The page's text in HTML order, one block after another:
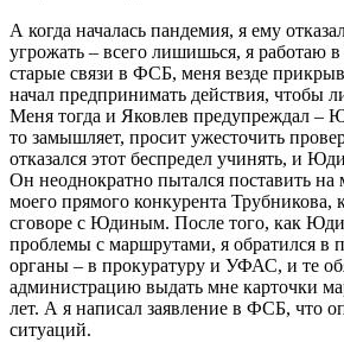
А когда началась пандемия, я ему
угрожать – всего лишишься, я работаю
старые связи в ФСБ, меня везде
начал предпринимать действия, чтобы
Меня тогда и Яковлев предупреждал –
то замышляет, просит ужесточить
отказался этот беспредел учинять, и
Он неоднократно пытался поставить на
моего прямого конкурента Трубникова,
сговоре с Юдиным. После того, как
проблемы с маршрутами, я обратился в
органы – в прокуратуру и УФАС, и те
администрацию выдать мне карточки
лет. А я написал заявление в ФСБ, что
ситуаций.